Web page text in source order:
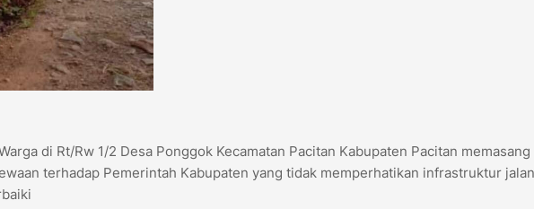
di Rt/Rw 1/2 Desa Ponggok Kecamatan Pacitan Kabupaten Pacitan memasang
terhadap Pemerintah Kabupaten yang tidak memperhatikan infrastruktur